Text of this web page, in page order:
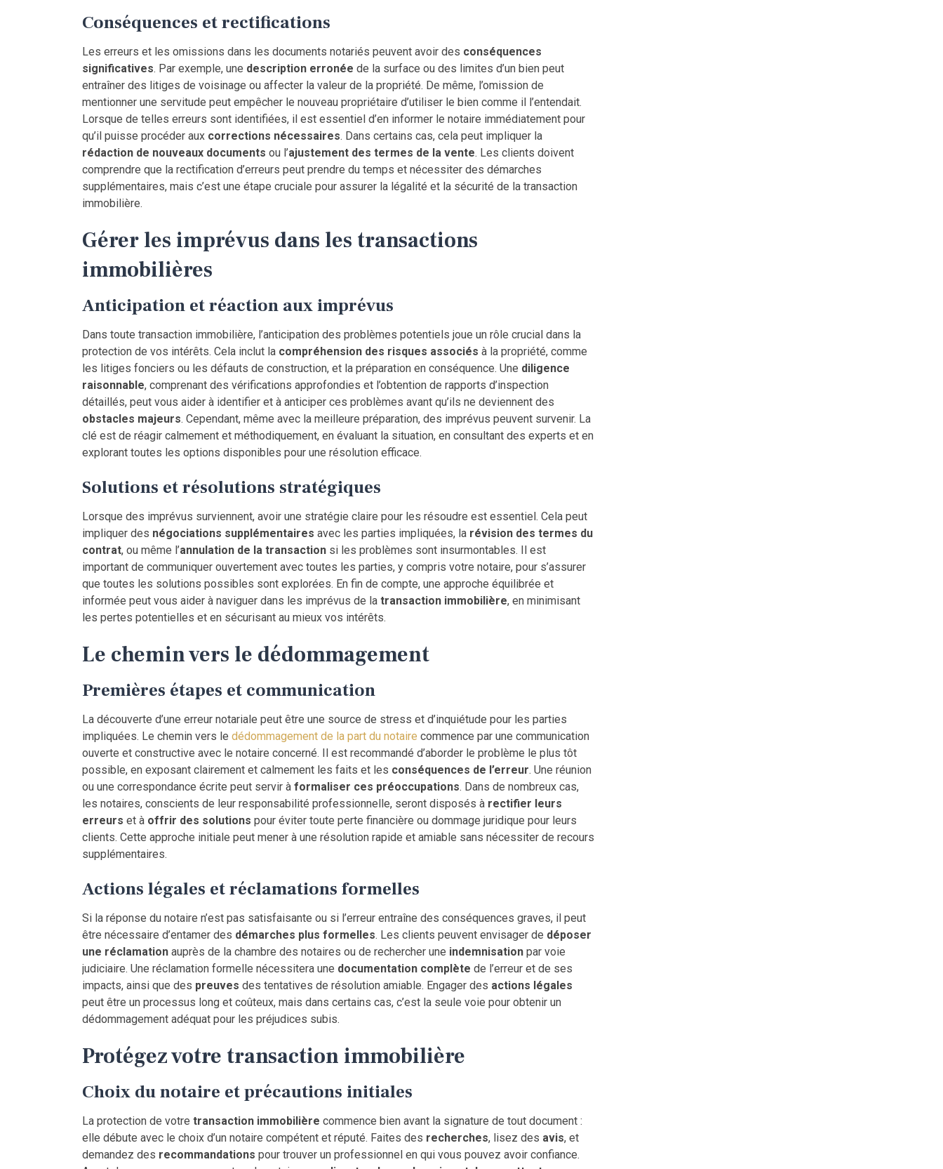
Conséquences et rectifications
Les erreurs et les omissions dans les documents notariés peuvent avoir des conséquences
significatives. Par exemple, une description erronée de la surface ou des limites d’un bien peut
entraîner des litiges de voisinage ou affecter la valeur de la propriété. De même, l’omission de
mentionner une servitude peut empêcher le nouveau propriétaire d’utiliser le bien comme il l’entendait.
Lorsque de telles erreurs sont identifiées, il est essentiel d’en informer le notaire immédiatement pour
qu’il puisse procéder aux corrections nécessaires. Dans certains cas, cela peut impliquer la
rédaction de nouveaux documents ou l’ajustement des termes de la vente. Les clients doivent
comprendre que la rectification d’erreurs peut prendre du temps et nécessiter des démarches
supplémentaires, mais c’est une étape cruciale pour assurer la légalité et la sécurité de la transaction
immobilière.
Gérer les imprévus dans les transactions
immobilières
Anticipation et réaction aux imprévus
Dans toute transaction immobilière, l’anticipation des problèmes potentiels joue un rôle crucial dans la
protection de vos intérêts. Cela inclut la compréhension des risques associés à la propriété, comme
les litiges fonciers ou les défauts de construction, et la préparation en conséquence. Une diligence
raisonnable, comprenant des vérifications approfondies et l’obtention de rapports d’inspection
détaillés, peut vous aider à identifier et à anticiper ces problèmes avant qu’ils ne deviennent des
obstacles majeurs. Cependant, même avec la meilleure préparation, des imprévus peuvent survenir. La
clé est de réagir calmement et méthodiquement, en évaluant la situation, en consultant des experts et en
explorant toutes les options disponibles pour une résolution efficace.
Solutions et résolutions stratégiques
Lorsque des imprévus surviennent, avoir une stratégie claire pour les résoudre est essentiel. Cela peut
impliquer des négociations supplémentaires avec les parties impliquées, la révision des termes du
contrat, ou même l’annulation de la transaction si les problèmes sont insurmontables. Il est
important de communiquer ouvertement avec toutes les parties, y compris votre notaire, pour s’assurer
que toutes les solutions possibles sont explorées. En fin de compte, une approche équilibrée et
informée peut vous aider à naviguer dans les imprévus de la transaction immobilière, en minimisant
les pertes potentielles et en sécurisant au mieux vos intérêts.
Le chemin vers le dédommagement
Premières étapes et communication
La découverte d’une erreur notariale peut être une source de stress et d’inquiétude pour les parties
impliquées. Le chemin vers le dédommagement de la part du notaire commence par une communication
ouverte et constructive avec le notaire concerné. Il est recommandé d’aborder le problème le plus tôt
possible, en exposant clairement et calmement les faits et les conséquences de l’erreur. Une réunion
ou une correspondance écrite peut servir à formaliser ces préoccupations. Dans de nombreux cas,
les notaires, conscients de leur responsabilité professionnelle, seront disposés à rectifier leurs
erreurs et à offrir des solutions pour éviter toute perte financière ou dommage juridique pour leurs
clients. Cette approche initiale peut mener à une résolution rapide et amiable sans nécessiter de recours
supplémentaires.
Actions légales et réclamations formelles
Si la réponse du notaire n’est pas satisfaisante ou si l’erreur entraîne des conséquences graves, il peut
être nécessaire d’entamer des démarches plus formelles. Les clients peuvent envisager de déposer
une réclamation auprès de la chambre des notaires ou de rechercher une indemnisation par voie
judiciaire. Une réclamation formelle nécessitera une documentation complète de l’erreur et de ses
impacts, ainsi que des preuves des tentatives de résolution amiable. Engager des actions légales
peut être un processus long et coûteux, mais dans certains cas, c’est la seule voie pour obtenir un
dédommagement adéquat pour les préjudices subis.
Protégez votre transaction immobilière
Choix du notaire et précautions initiales
La protection de votre transaction immobilière commence bien avant la signature de tout document :
elle débute avec le choix d’un notaire compétent et réputé. Faites des recherches, lisez des avis, et
demandez des recommandations pour trouver un professionnel en qui vous pouvez avoir confiance.